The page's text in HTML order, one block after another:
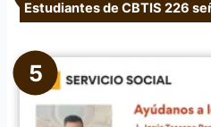
Estudiantes de CBTIS 226